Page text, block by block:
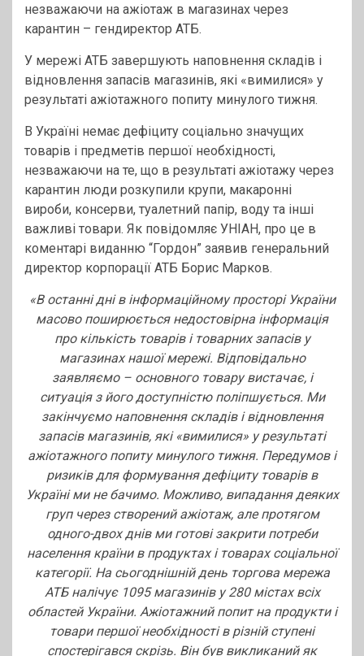
незважаючи на ажіотаж в магазинах через
карантин – гендиректор АТБ.
У мережі АТБ завершують наповнення складів і
відновлення запасів магазинів, які «вимилися» у
результаті ажіотажного попиту минулого тижня.
В Україні немає дефіциту соціально значущих
товарів і предметів першої необхідності,
незважаючи на те, що в результаті ажіотажу через
карантин люди розкупили крупи, макаронні
вироби, консерви, туалетний папір, воду та інші
важливі товари. Як повідомляє УНІАН, про це в
коментарі виданню “Гордон” заявив генеральний
директор корпорації АТБ Борис Марков.
«В останні дні в інформаційному просторі України
масово поширюється недостовірна інформація
про кількість товарів і товарних запасів у
магазинах нашої мережі. Відповідально
заявляємо – основного товару вистачає, і
ситуація з його доступністю поліпшується. Ми
закінчуємо наповнення складів і відновлення
запасів магазинів, які «вимилися» у результаті
ажіотажного попиту минулого тижня. Передумов і
ризиків для формування дефіциту товарів в
Україні ми не бачимо. Можливо, випадання деяких
груп через створений ажіотаж, але протягом
одного-двох днів ми готові закрити потреби
населення країни в продуктах і товарах соціальної
категорії. На сьогоднішній день торгова мережа
АТБ налічує 1095 магазинів у 280 містах всіх
областей України. Ажіотажний попит на продукти і
товари першої необхідності в різній ступені
спостерігався скрізь. Він був викликаний як